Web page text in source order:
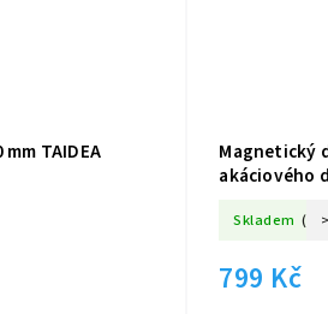
TAIDEA
Magnetický
akáciového
Skladem (
799 Kč